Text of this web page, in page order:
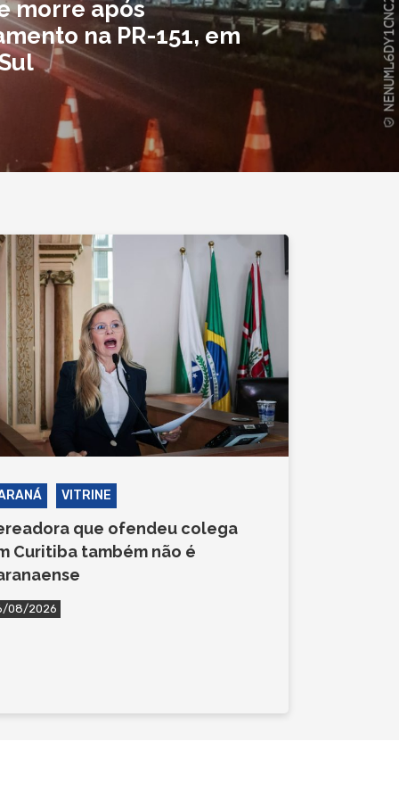
morre após
na PR-151, em
VITRINE
que ofendeu colega
Curitiba também não é
08/2026